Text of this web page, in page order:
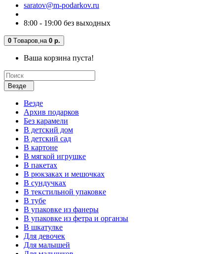
saratov@m-podarkov.ru
8:00 - 19:00 без выходных
0 Tоваров, на 0 р.
Ваша корзина пуста!
Везде
Везде
Архив подарков
Без карамели
В детский дом
В детский сад
В картоне
В мягкой игрушке
В пакетах
В рюкзаках и мешочках
В сундучках
В текстильной упаковке
В тубе
В упаковке из фанеры
В упаковке из фетра и органзы
В шкатулке
Для девочек
Для малышей